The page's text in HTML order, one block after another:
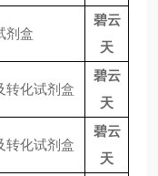
剂盒
碧云
天
转化试剂盒
碧云
天
转化试剂盒
碧云
天